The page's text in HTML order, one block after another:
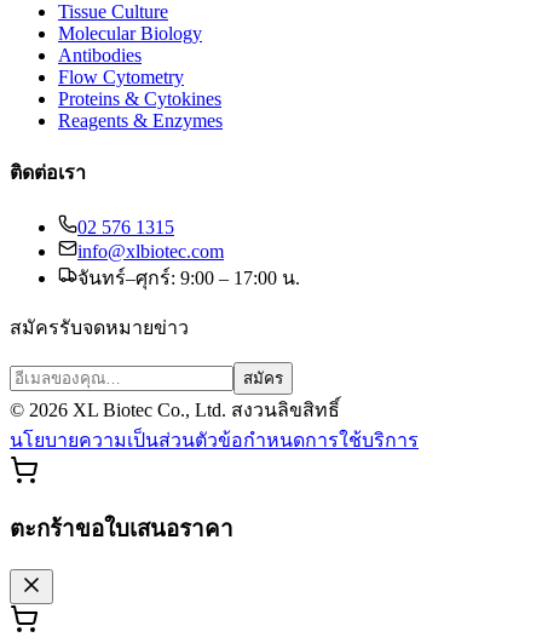
Tissue Culture
Molecular Biology
Antibodies
Flow Cytometry
Proteins & Cytokines
Reagents & Enzymes
ติดต่อเรา
02 576 1315
info@xlbiotec.com
จันทร์–ศุกร์: 9:00 – 17:00 น.
สมัครรับจดหมายข่าว
สมัคร
© 2026 XL Biotec Co., Ltd. สงวนลิขสิทธิ์
นโยบายความเป็นส่วนตัวข้อกำหนดการใช้บริการ
ตะกร้าขอใบเสนอราคา